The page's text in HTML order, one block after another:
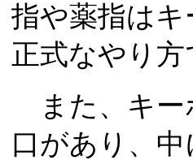
指や薬指は
正式なやり
また、キー
口があり、